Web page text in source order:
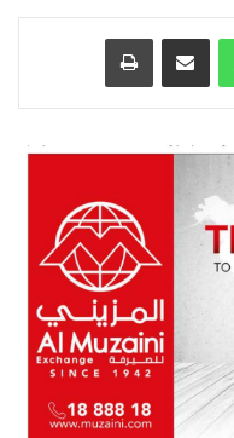
واتساب مشاركة عبر البريد طباعة